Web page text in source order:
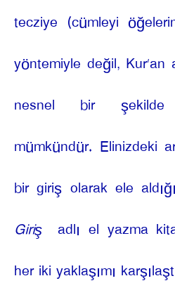
tecziye (cümleyi
yöntemiyle değil,
nesnel bir şekilde
mümkündür. Elinizdeki
bir giriş olarak ele
Giriş adlı el yazma
her iki yaklaşımı